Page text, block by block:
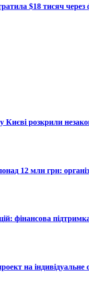
$18 тисяч
розкрили
12 млн грн:
фінансова
на